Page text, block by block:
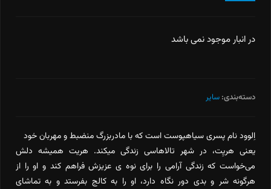
در انبار موجود نمی باشد
دسته‌بندی: سایر
اِلوود نام پسری سیاهپوست است که با مادربزرگ منضبط و مهربان خود
یعنی هریِت، در شهر تالاهاسی زندگی میکند. هریت همیشه دلش
می‌خواست که زندگی آرامی را برای نوه ی عزیزش فراهم کند و او را از
هرگونه شر و بدی دور نگاه دارد، او را به کالج بفرستد و به تماشای